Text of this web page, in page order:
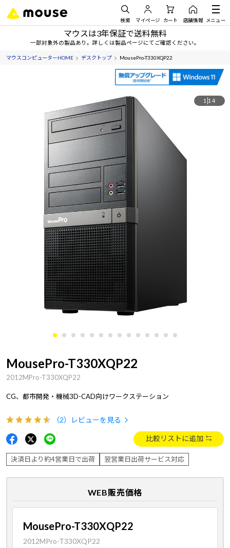
検索 マイページ カート 店舗情報 メニュー
マウスは3年保証で送料無料
一部対象外の製品あり。詳しくは製品ページにてご確認ください。
マウスコンピューターHOME デスクトップ MousePro-T330XQP22
1 14
MousePro-T330XQP22
2012MPro-T330XQP22
CG、都市開発・機械3D-CAD向けワークステーション
（2） レビューを見る
比較リストに追加
決済日より約4営業日で出荷 翌営業日出荷サービス対応
WEB販売価格
MousePro-T330XQP22
2012MPro-T330XQP22